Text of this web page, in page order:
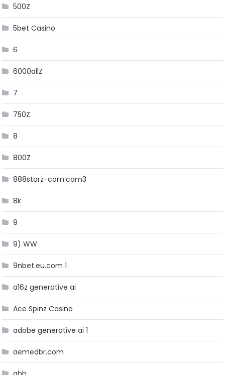
500Z
5bet Casino
6
6000allZ
7
750Z
8
800Z
888starz-com.com3
8k
9
9) WW
9nbet.eu.com 1
a16z generative ai
Ace Spinz Casino
adobe generative ai 1
aemedbr.com